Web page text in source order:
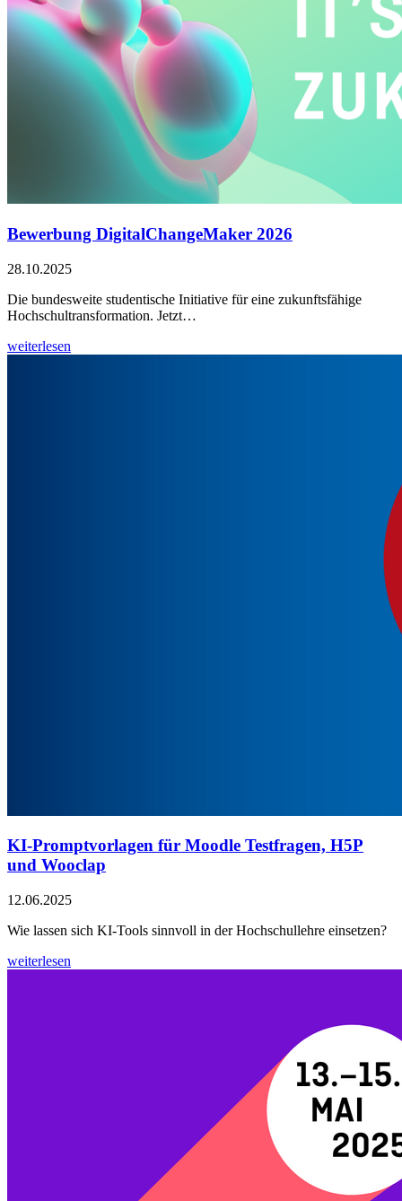
Bewerbung DigitalChangeMaker 2026
28.10.2025
Die bundesweite studentische Initiative für eine zukunftsfähige
Hochschultransformation. Jetzt…
weiterlesen
KI-Promptvorlagen für Moodle Testfragen, H5P
und Wooclap
12.06.2025
Wie lassen sich KI-Tools sinnvoll in der Hochschullehre einsetzen?
weiterlesen